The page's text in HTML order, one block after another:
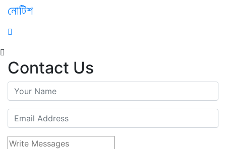
নোটিশ
Contact Us